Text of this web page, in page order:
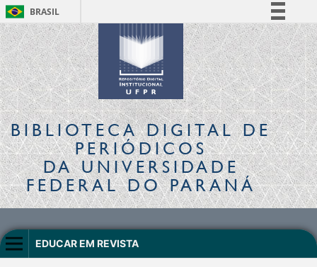
BRASIL
Simplifique!
Comunica BR
Participe
Acesso à informação
Legislação
Canais
BIBLIOTECA DIGITALDE
PERIÓDICOS
DA UNIVERSIDADE
FEDERAL DO PARANÁ
EDUCAR EM REVISTA